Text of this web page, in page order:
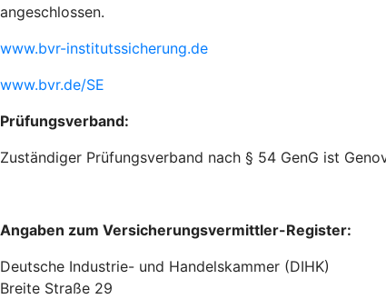
angeschlossen.
www.bvr-institutssicherung.de
www.bvr.de/SE
Prüfungsverband:
Zuständiger Prüfungsverband nach § 54 GenG ist
Angaben zum Versicherungsvermittler-Register:
Deutsche Industrie- und Handelskammer (DIHK)
Breite Straße 29